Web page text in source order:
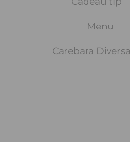
Menu
Carebara Diversa